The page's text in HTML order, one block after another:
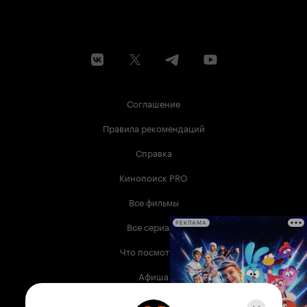
Соглашение
Правила рекомендаций
Справка
Кинопоиск PRO
Все фильмы
Все сериалы
Что посмотреть
Афиша
Музыка
РЕКЛАМА